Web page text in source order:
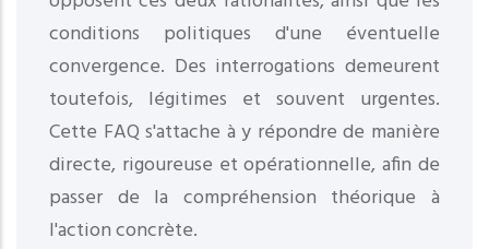
conditions politiques d'une éventuelle
convergence. Des interrogations demeurent
toutefois, légitimes et souvent urgentes.
Cette FAQ s'attache à y répondre de manière
directe, rigoureuse et opérationnelle, afin de
passer de la compréhension théorique à
l'action concrète.